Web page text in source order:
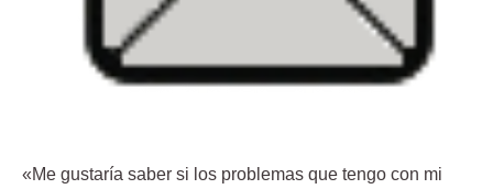
«Me gustaría saber si los problemas que tengo con mi